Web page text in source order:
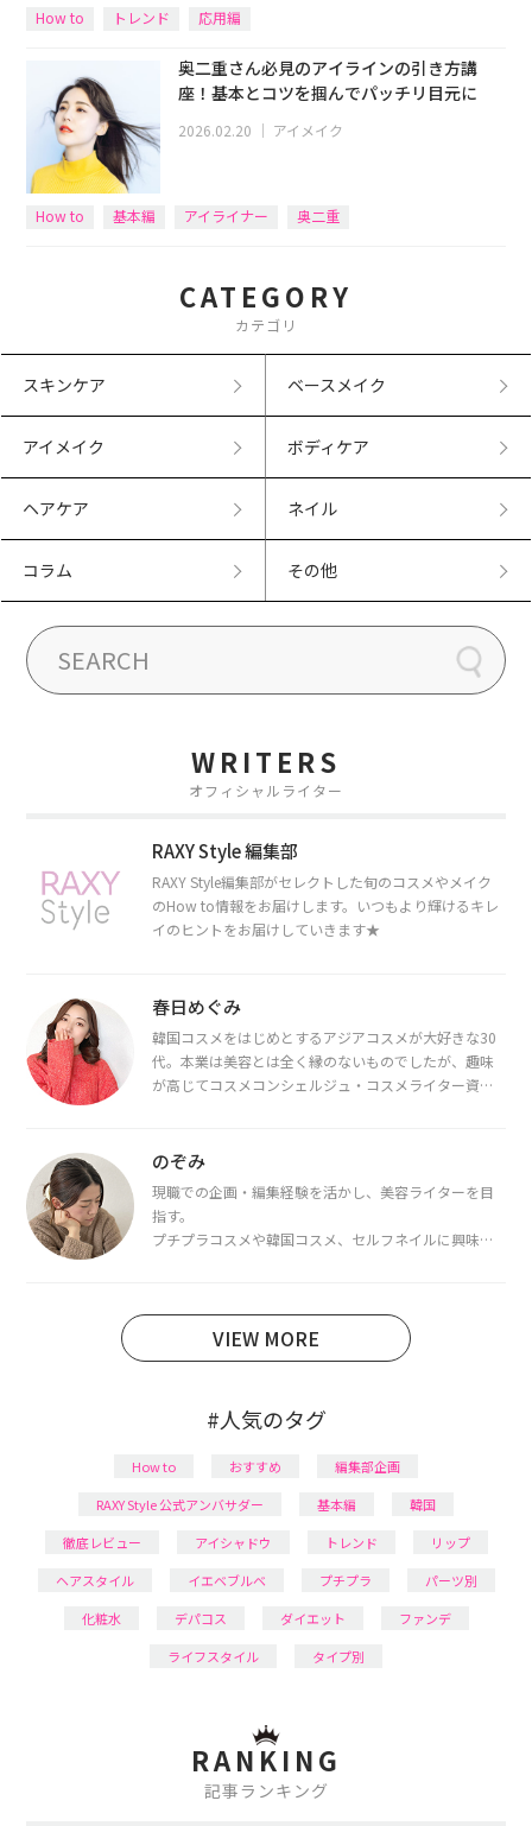
How to トレンド 応用編
奥二重さん必見のアイラインの引き方講
座！基本とコツを掴んでパッチリ目元に
2026.02.20 ｜ アイメイク
How to 基本編 アイライナー 奥二重
CATEGORY
カテゴリ
スキンケア ベースメイク
アイメイク ボディケア
ヘアケア ネイル
コラム その他
WRITERS
オフィシャルライター
RAXY Style 編集部
RAXY Style編集部がセレクトした旬のコスメやメイク
のHow to情報をお届けします。いつもより輝けるキレ
イのヒントをお届けしていきます★
春日めぐみ
韓国コスメをはじめとするアジアコスメが大好きな30
代。本業は美容とは全く縁のないものでしたが、趣味
が高じてコスメコンシェルジュ・コスメライター資格
断・骨格診断によるイメージコンサルティングも行っ
のぞみ
現職での企画・編集経験を活かし、美容ライターを目
指す。
プチプラコスメや韓国コスメ、セルフネイルに興味が
日本化粧品検定1級保有。
VIEW MORE
#人気のタグ
How to おすすめ
編集部企画
RAXY Style 公式アンバサダー
基本編
韓国
徹底レビュー
アイシャドウ トレンド
リップ
ヘアスタイル
イエベブルベ プチプラ
パーツ別
化粧水
デパコス ダイエット
ファンデ
ライフスタイル
タイプ別
RANKING
記事ランキング